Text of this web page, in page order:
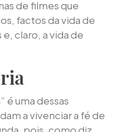
de filmes que
factos da vida de
claro, a vida de
é uma dessas
a vivenciar a fé de